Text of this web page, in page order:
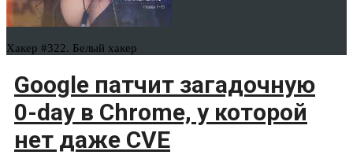
Хакер #322. Белый хакер
Google патчит загадочную
0-day в Chrome, у которой
нет даже CVE